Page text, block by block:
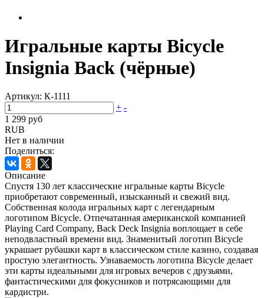
Игральные карты Bicycle
Insignia Back (чёрные)
Артикул: К-1111
+ -
1 299 руб
RUB
Нет в наличии
Поделиться:
Описание
Спустя 130 лет классические игральные карты Bicycle
приобретают современный, изысканный и свежий вид.
Собственная колода игральных карт с легендарным
логотипом Bicycle. Отпечатанная американской компанией
Playing Card Company, Back Deck Insignia воплощает в себе
неподвластный времени вид. Знаменитый логотип Bicycle
украшает рубашки карт в классическом стиле казино, создавая
простую элегантность. Узнаваемость логотипа Bicycle делает
эти карты идеальными для игровых вечеров с друзьями,
фантастическими для фокусников и потрясающими для
кардистри.